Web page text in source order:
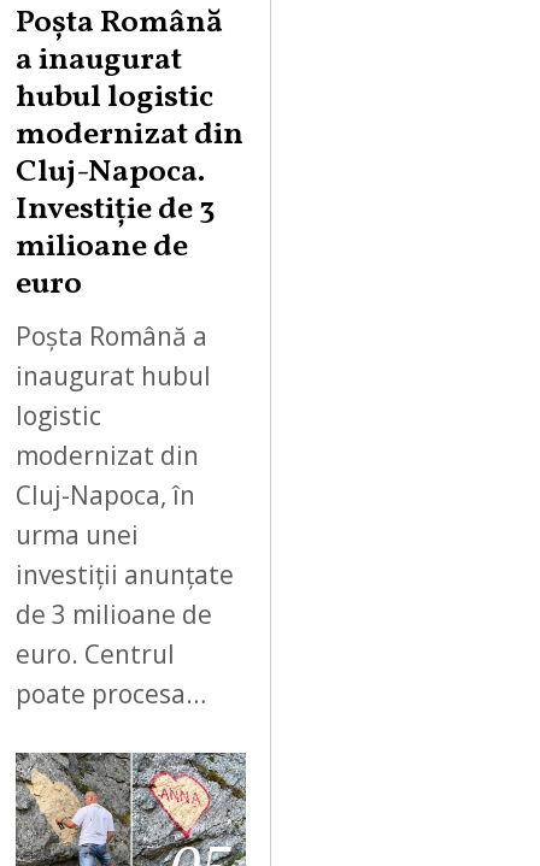
Poșta Română
a inaugurat
hubul logistic
modernizat din
Cluj-Napoca.
Investiție de 3
milioane de
euro
Poșta Română a
inaugurat hubul
logistic
modernizat din
Cluj-Napoca, în
urma unei
investiții anunțate
de 3 milioane de
euro. Centrul
poate procesa…